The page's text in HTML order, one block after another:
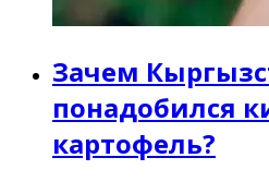
Зачем
понадобился
картофель?